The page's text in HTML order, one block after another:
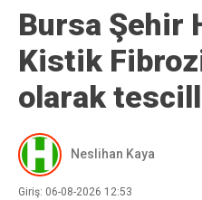
Bursa Şehir
Kistik
olarak
Neslihan Kaya
Giriş: 06-08-2026 12:53